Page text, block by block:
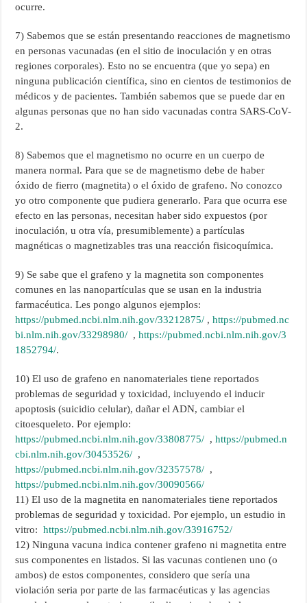
ocurre.
7) Sabemos que se están presentando reacciones de magnetismo
en personas vacunadas (en el sitio de inoculación y en otras
regiones corporales). Esto no se encuentra (que yo sepa) en
ninguna publicación científica, sino en cientos de testimonios de
médicos y de pacientes. También sabemos que se puede dar en
algunas personas que no han sido vacunadas contra SARS-CoV-
2.
8) Sabemos que el magnetismo no ocurre en un cuerpo de
manera normal. Para que se de magnetismo debe de haber
óxido de fierro (magnetita) o el óxido de grafeno. No conozco
yo otro componente que pudiera generarlo. Para que ocurra ese
efecto en las personas, necesitan haber sido expuestos (por
inoculación, u otra vía, presumiblemente) a partículas
magnéticas o magnetizables tras una reacción fisicoquímica.
9) Se sabe que el grafeno y la magnetita son componentes
comunes en las nanopartículas que se usan en la industria
farmacéutica. Les pongo algunos ejemplos:
https://pubmed.ncbi.nlm.nih.gov/33212875/ ,https://pubmed.nc
bi.nlm.nih.gov/33298980/ ,https://pubmed.ncbi.nlm.nih.gov/3
1852794/.
10) El uso de grafeno en nanomateriales tiene reportados
problemas de seguridad y toxicidad, incluyendo el inducir
apoptosis (suicidio celular), dañar el ADN, cambiar el
citoesqueleto. Por ejemplo:
https://pubmed.ncbi.nlm.nih.gov/33808775/ ,https://pubmed.n
cbi.nlm.nih.gov/30453526/ ,
https://pubmed.ncbi.nlm.nih.gov/32357578/ ,
https://pubmed.ncbi.nlm.nih.gov/30090566/
11) El uso de la magnetita en nanomateriales tiene reportados
problemas de seguridad y toxicidad. Por ejemplo, un estudio in
vitro:https://pubmed.ncbi.nlm.nih.gov/33916752/
12) Ninguna vacuna indica contener grafeno ni magnetita entre
sus componentes en listados. Si las vacunas contienen uno (o
ambos) de estos componentes, considero que sería una
violación seria por parte de las farmacéuticas y las agencias